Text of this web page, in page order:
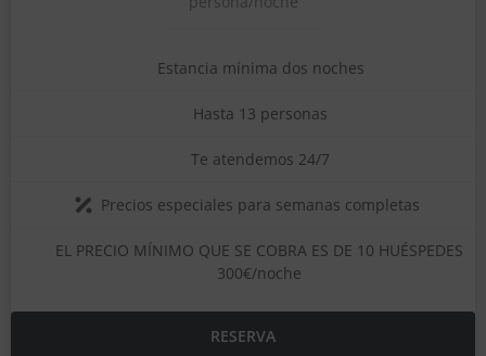
Estancia mínima dos noches
Hasta 13 personas
Te atendemos 24/7
Precios especiales para semanas completas
EL PRECIO MÍNIMO QUE SE COBRA ES DE 10 HUÉSPEDES
300€/noche
RESERVA